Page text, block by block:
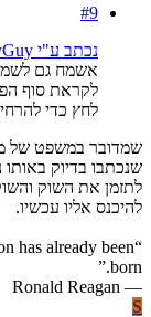
#9
נכתב ע"י MoneyGuy:
אשמח גם
לקראת סוף
לחץ כדי
שמדובר במשפט של
שנכתבו בדיוק
לתזמן את השוק
להיכנס אליו עכשיו.
has already been
born.”
― Ronald Reagan
S